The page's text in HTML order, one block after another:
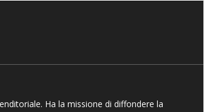
Ha la missione di diffondere la